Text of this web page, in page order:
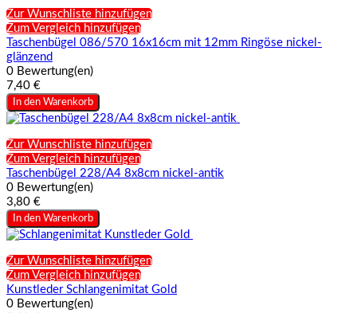
Zur Wunschliste hinzufügen
Zum Vergleich hinzufügen
Taschenbügel 086/570 16x16cm mit 12mm Ringöse nickel-
glänzend
0 Bewertung(en)
7,40 €
In den Warenkorb
Zur Wunschliste hinzufügen
Zum Vergleich hinzufügen
Taschenbügel 228/A4 8x8cm nickel-antik
0 Bewertung(en)
3,80 €
In den Warenkorb
Zur Wunschliste hinzufügen
Zum Vergleich hinzufügen
Kunstleder Schlangenimitat Gold
0 Bewertung(en)